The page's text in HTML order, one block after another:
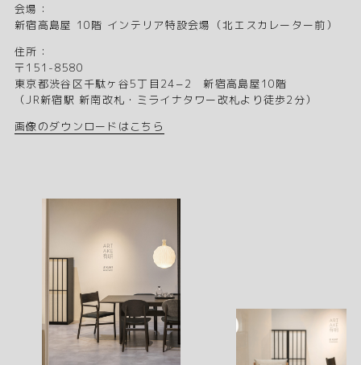
会場：
新宿高島屋 10階 インテリア特設会場（北エスカレーター前）
住所：
〒151-8580
東京都渋谷区千駄ヶ谷5丁目24−2 新宿高島屋10階
（JR新宿駅 新南改札・ミライナタワー改札より徒歩2分）
画像のダウンロードはこちら